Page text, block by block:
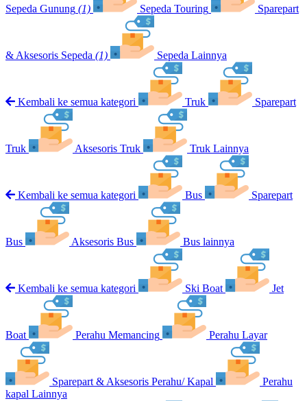
Sepeda Gunung (1) Sepeda Touring Sparepart
& Aksesoris Sepeda (1) Sepeda Lainnya
Kembali ke semua kategori Truk Sparepart
Truk Aksesoris Truk Truk Lainnya
Kembali ke semua kategori Bus Sparepart
Bus Aksesoris Bus Bus lainnya
Kembali ke semua kategori Ski Boat Jet
Boat Perahu Memancing Perahu Layar
Sparepart & Aksesoris Perahu/ Kapal
Perahu
kapal Lainnya